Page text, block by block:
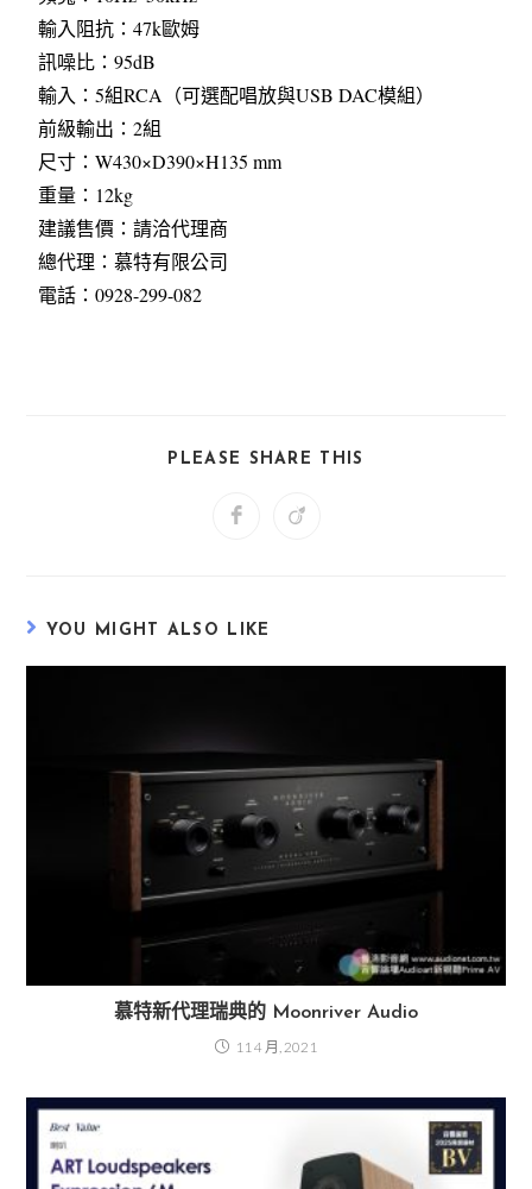
輸入阻抗：47k歐姆
訊噪比：95dB
輸入：5組RCA（可選配唱放與USB DAC模組）
前級輸出：2組
尺寸：W430×D390×H135 mm
重量：12kg
建議售價：請洽代理商
總代理：慕特有限公司
電話：0928-299-082
PLEASE SHARE THIS
YOU MIGHT ALSO LIKE
慕特新代理瑞典的 Moonriver Audio
11 4 月, 2021